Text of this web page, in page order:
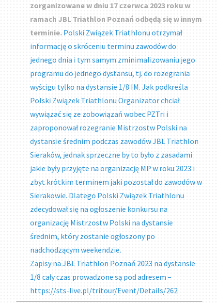
zorganizowane w dniu 17 czerwca 2023 roku w
ramach JBL Triathlon Poznań odbędą się w innym
terminie. Polski Związek Triathlonu otrzymał
informację o skróceniu terminu zawodów do
jednego dnia i tym samym zminimalizowaniu jego
programu do jednego dystansu, tj. do rozegrania
wyścigu tylko na dystansie 1/8 IM. Jak podkreśla
Polski Związek Triathlonu Organizator chciał
wywiązać się ze zobowiązań wobec PZTri i
zaproponował rozegranie Mistrzostw Polski na
dystansie średnim podczas zawodów JBL Triathlon
Sieraków, jednak sprzeczne by to było z zasadami
jakie były przyjęte na organizację MP w roku 2023 i
zbyt krótkim terminem jaki pozostał do zawodów w
Sierakowie. Dlatego Polski Związek Triathlonu
zdecydował się na ogłoszenie konkursu na
organizację Mistrzostw Polski na dystansie
średnim, który zostanie ogłoszony po
nadchodzącym weekendzie.
Zapisy na JBL Triathlon Poznań 2023 na dystansie
1/8 cały czas prowadzone są pod adresem –
https://sts-live.pl/tritour/Event/Details/262